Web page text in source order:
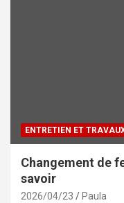
ENTRETIEN ET
Changement de
savoir
2026/04/23 Paula